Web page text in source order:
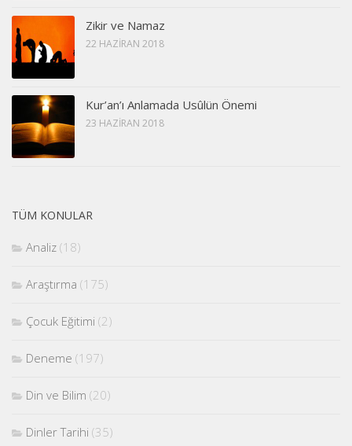
Zikir ve Namaz
22 HAZIRAN 2018
Kur’an’ı Anlamada Usûlün Önemi
23 HAZIRAN 2018
TÜM KONULAR
Analiz (18)
Araştırma (175)
Çocuk Eğitimi (2)
Deneme (197)
Din ve Bilim (20)
Dinler Tarihi (35)